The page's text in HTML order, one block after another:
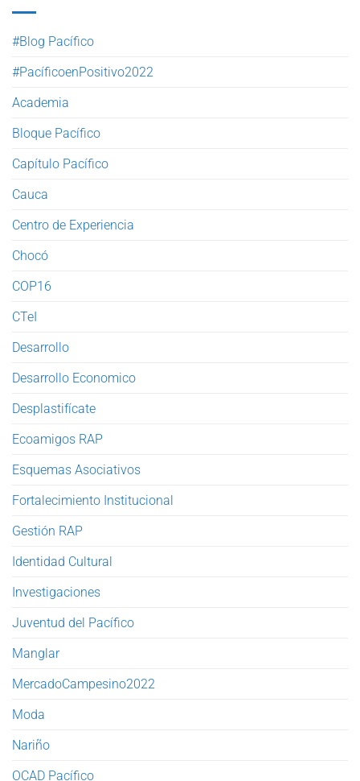
#Blog Pacífico
#PacíficoenPositivo2022
Academia
Bloque Pacífico
Capítulo Pacífico
Cauca
Centro de Experiencia
Chocó
COP16
CTeI
Desarrollo
Desarrollo Economico
Desplastifícate
Ecoamigos RAP
Esquemas Asociativos
Fortalecimiento Institucional
Gestión RAP
Identidad Cultural
Investigaciones
Juventud del Pacífico
Manglar
MercadoCampesino2022
Moda
Nariño
OCAD Pacífico